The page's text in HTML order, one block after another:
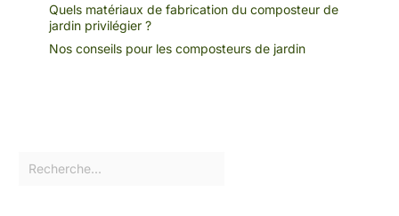
Quels matériaux de fabrication du composteur de
jardin privilégier ?
Nos conseils pour les composteurs de jardin